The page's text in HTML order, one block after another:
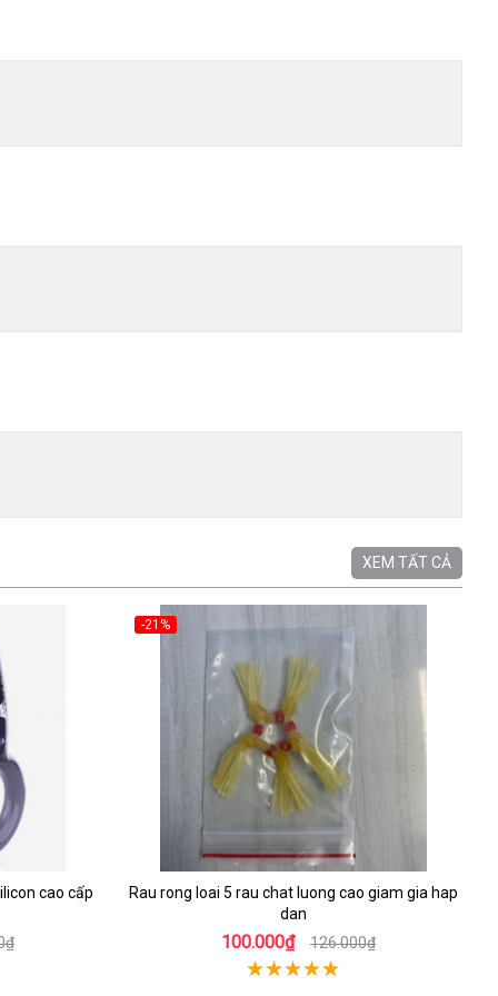
XEM TẤT CẢ
cao cấp
-21%
Rau rong loai 5 rau chat luong cao giam gia hap
dan
100.000₫ 126.000₫